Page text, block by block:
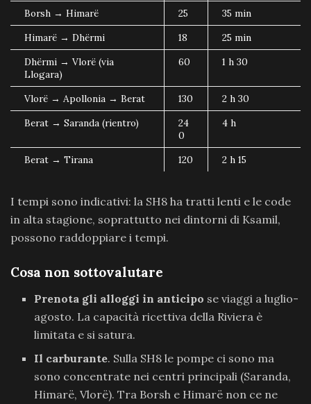
Borsh → Himarë
25
35 min
Himarë → Dhërmi
18
25 min
Dhërmi → Vlorë (via
Llogara)
60 1 h 30
Vlorë → Apollonia → Berat 130
2 h 30
Berat → Saranda (rientro)
24
0
4 h
Berat → Tirana 120 2 h 15
I tempi sono indicativi: la SH8 ha tratti lenti e le code
in alta stagione, soprattutto nei dintorni di Ksamil,
possono raddoppiare i tempi.
Cosa non sottovalutare
Prenota gli alloggi in anticipo se viaggi a luglio-
agosto. La capacità ricettiva della Riviera è
limitata e si satura.
Il carburante. Sulla SH8 le pompe ci sono ma
sono concentrate nei centri principali (Saranda,
Himarë, Vlorë). Tra Borsh e Himarë non ce ne